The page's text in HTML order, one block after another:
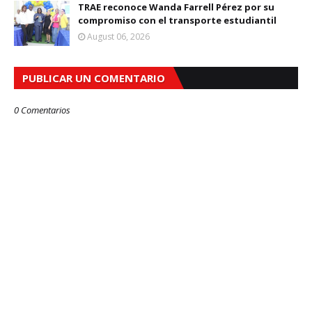
TRAE reconoce Wanda Farrell Pérez por su
compromiso con el transporte estudiantil
August 06, 2026
PUBLICAR UN COMENTARIO
0 Comentarios